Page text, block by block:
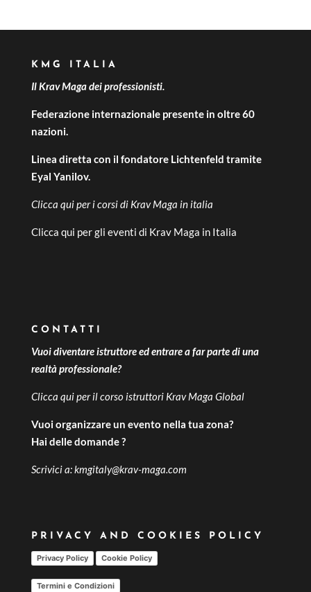
KMG ITALIA
Il Krav Maga dei professionisti.
Federazione internazionale presente in oltre 60
nazioni.
Linea diretta con il fondatore Lichtenfeld tramite
Eyal Yanilov.
Clicca qui per icorsi di Krav Maga in italia
Clicca qui per gli eventi di Krav Maga in Italia
CONTATTI
Vuoi diventare istruttore ed entrare a far parte di una
realtà professionale?
Clicca qui per ilcorso istruttori Krav Maga Global
Vuoi organizzare un evento nella tua zona?
Hai delle domande ?
Scrivici a:kmgitaly@krav-maga.com
PRIVACY AND COOKIES POLICY
Privacy Policy Cookie Policy
Termini e Condizioni